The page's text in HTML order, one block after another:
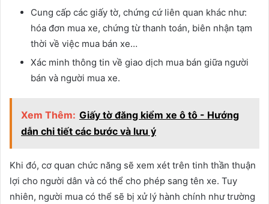
Cung cấp các giấy tờ, chứng cứ liên quan khác như:
hóa đơn mua xe, chứng từ thanh toán, biên nhận tạm
thời về việc mua bán xe…
Xác minh thông tin về giao dịch mua bán giữa người
bán và người mua xe.
Xem Thêm: Giấy tờ đăng kiểm xe ô tô - Hướng
dẫn chi tiết các bước và lưu ý
Khi đó, cơ quan chức năng sẽ xem xét trên tinh thần thuận
lợi cho người dân và có thể cho phép sang tên xe. Tuy
nhiên, người mua có thể sẽ bị xử lý hành chính như trường